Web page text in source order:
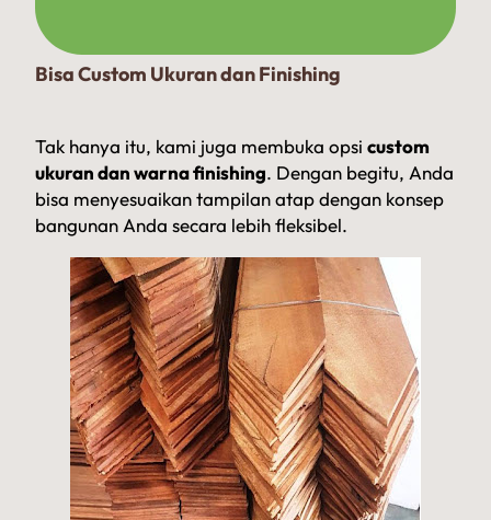
Bisa Custom Ukuran dan Finishing
Tak hanya itu, kami juga membuka opsi custom
ukuran dan warna finishing. Dengan begitu, Anda
bisa menyesuaikan tampilan atap dengan konsep
bangunan Anda secara lebih fleksibel.